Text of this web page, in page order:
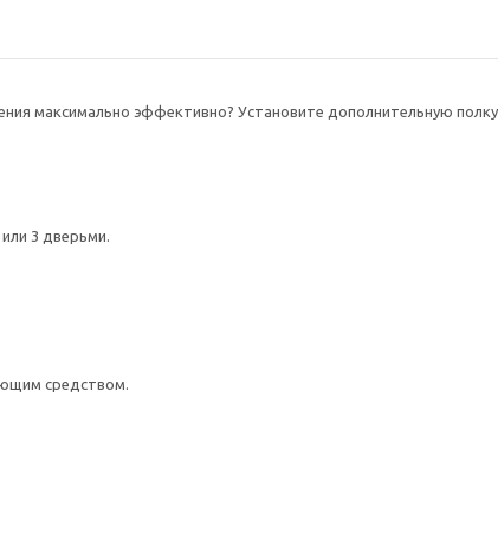
максимально эффективно? Установите дополнительную
3 дверьми.
средством.